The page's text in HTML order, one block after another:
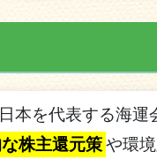
本を代表する海
株主還元策や環